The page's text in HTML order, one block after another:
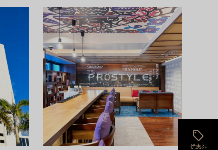
那霸市 家人推荐
诺富特冲绳那霸酒店/那霸市 尽享绝美泳
池与早餐自助的满意住宿体验……
诺富特冲绳那霸酒店坐落于那霸市松川的高地
上，拥有那霸首座无边际泳池，环境宁静宜
人。酒店还提供丰富的早餐自助餐和顶层酒
廊。情侣、闺蜜旅行……
阅读更多 sell
优惠券